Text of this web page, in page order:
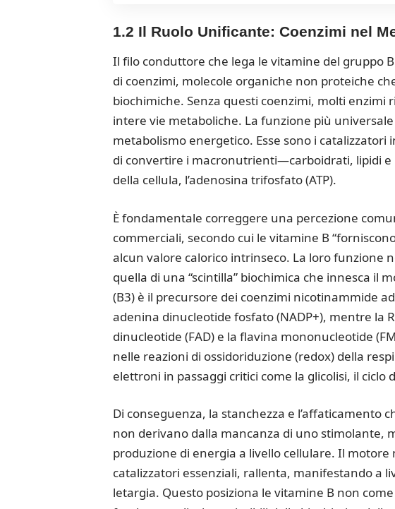
1.2 Il Ruolo Unificante: Coenzimi nel
Il filo conduttore che lega le vitamine del gruppo
di coenzimi, molecole organiche non proteiche
biochimiche. Senza questi coenzimi, molti
intere vie metaboliche. La funzione più
metabolismo energetico. Esse sono i
di convertire i macronutrienti—carboidrati, lipidi
della cellula, l’adenosina trifosfato (ATP).
È fondamentale correggere una percezione
commerciali, secondo cui le vitamine B
alcun valore calorico intrinseco. La loro funzione
quella di una “scintilla” biochimica che innesca il
(B3) è il precursore dei coenzimi nicotinammide
adenina dinucleotide fosfato (NADP+), mentre la
dinucleotide (FAD) e la flavina mononucleotide
nelle reazioni di ossidoriduzione (redox) della
elettroni in passaggi critici come la glicolisi, il ciclo
Di conseguenza, la stanchezza e l’affaticamento
non derivano dalla mancanza di uno stimolante,
produzione di energia a livello cellulare. Il motore
catalizzatori essenziali, rallenta, manifestando a
letargia. Questo posiziona le vitamine B non